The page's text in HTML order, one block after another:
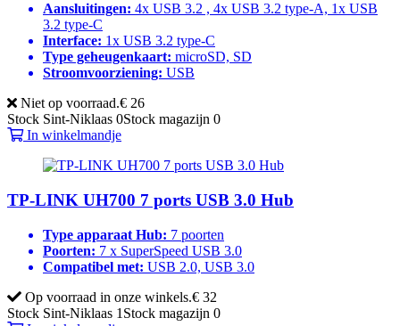
Aansluitingen: 4x USB 3.2 , 4x USB 3.2 type-A, 1x USB
3.2 type-C
Interface: 1x USB 3.2 type-C
Type geheugenkaart: microSD, SD
Stroomvoorziening: USB
Niet op voorraad.€ 26
Stock Sint-Niklaas 0Stock magazijn 0
In winkelmandje
TP-LINK UH700 7 ports USB 3.0 Hub
Type apparaat Hub: 7 poorten
Poorten: 7 x SuperSpeed USB 3.0
Compatibel met: USB 2.0, USB 3.0
Op voorraad in onze winkels.€ 32
Stock Sint-Niklaas 1 Stock magazijn 0